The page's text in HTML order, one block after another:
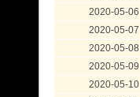
2020-05-06
2020-05-07
2020-05-08
2020-05-09
2020-05-10